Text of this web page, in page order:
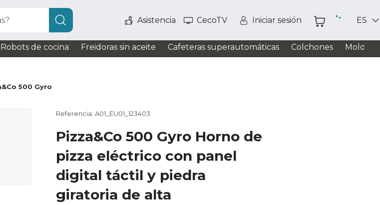
Asistencia CecoTV Iniciar sesión ES
Robots de cocina Freidoras sin aceite Cafeteras superautomáticas Colchones
500 Gyro
Referencia: A01_EU01_123403
Pizza&Co 500 Gyro Horno de
pizza eléctrico con panel
digital táctil y piedra
giratoria de alta